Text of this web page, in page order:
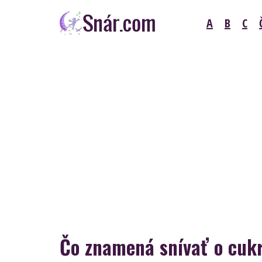
A B C
Čo znamená snívať o